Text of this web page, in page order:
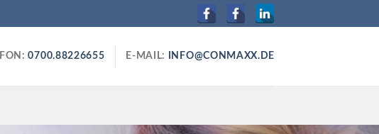
0700.88226655 E-MAIL: INFO@CONMAXX.DE